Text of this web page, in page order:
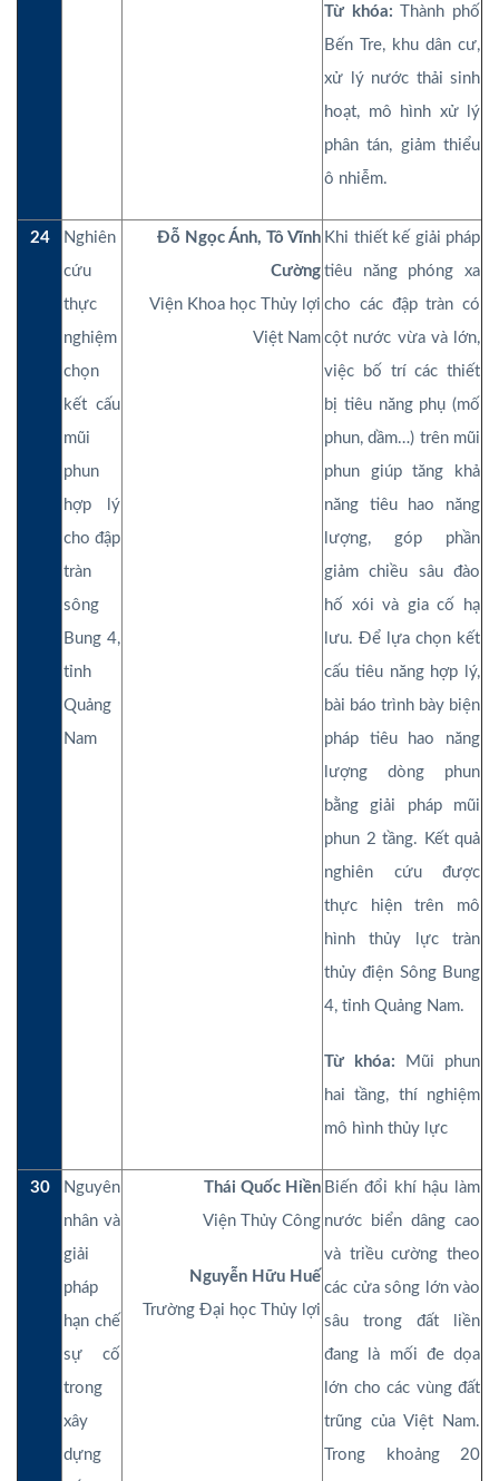
Từ khóa: Thành phố
Bến Tre, khu dân cư,
xử lý nước thải sinh
hoạt, mô hình xử lý
phân tán, giảm thiểu
ô nhiễm.
24
Nghiên
cứu
thực
nghiệm
chọn
kết cấu
mũi
phun
hợp lý
cho đập
tràn
sông
Bung 4,
tỉnh
Quảng
Nam
Đỗ Ngọc Ánh, Tô Vĩnh
Cường
Viện Khoa học Thủy lợi
Việt Nam
Khi thiết kế giải pháp
tiêu năng phóng xa
cho các đập tràn có
cột nước vừa và lớn,
việc bố trí các thiết
bị tiêu năng phụ (mố
phun, dầm…) trên mũi
phun giúp tăng khả
năng tiêu hao năng
lượng, góp phần
giảm chiều sâu đào
hố xói và gia cố hạ
lưu. Để lựa chọn kết
cấu tiêu năng hợp lý,
bài báo trình bày biện
pháp tiêu hao năng
lượng dòng phun
bằng giải pháp mũi
phun 2 tầng. Kết quả
nghiên cứu được
thực hiện trên mô
hình thủy lực tràn
thủy điện Sông Bung
4, tỉnh Quảng Nam.
Từ khóa:
Mũi phun
hai tầng, thí nghiệm
mô hình thủy lực
30
Nguyên
nhân và
giải
pháp
hạn chế
sự cố
trong
xây
dựng
Thái Quốc Hiền
Viện Thủy Công
Nguyễn Hữu Huế
Trường Đại học Thủy lợi
Biến đổi khí hậu làm
nước biển dâng cao
và triều cường theo
các cửa sông lớn vào
sâu trong đất liền
đang là mối đe dọa
lớn cho các vùng đất
trũng của Việt Nam.
Trong khoảng 20